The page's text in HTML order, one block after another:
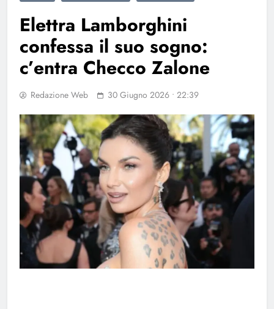
Elettra Lamborghini
confessa il suo sogno:
c’entra Checco Zalone
Redazione Web 30 Giugno 2026 • 22:39